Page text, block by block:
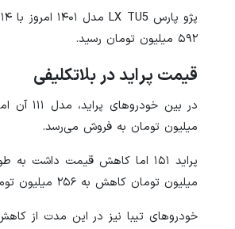
۵۹۲ میلیون تومان رسید.
قیمت پراید در بلاتکلیفی
میلیون تومان به فروش می‌رسد.
میلیون تومان کاهش به ۲۵۶ میلیون تومان رسید.